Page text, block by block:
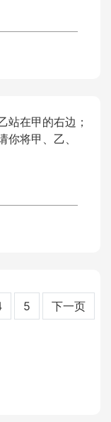
站在甲的右边；
将甲、乙、
5 下一页